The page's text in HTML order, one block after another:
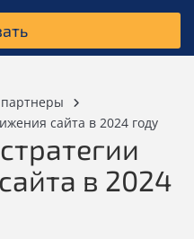
сайта в 2024 году
в 2024